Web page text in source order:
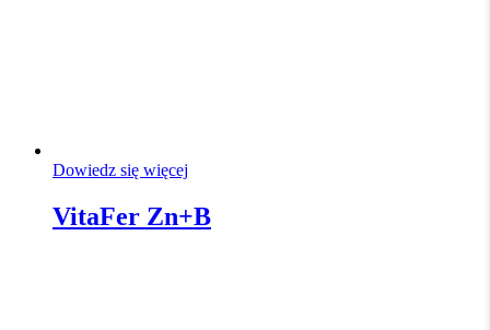
Dowiedz się więcej
VitaFer Zn+B